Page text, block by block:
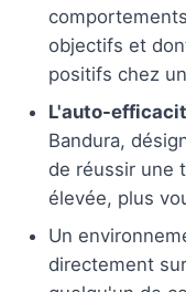
objectifs et
positifs chez
L'auto-
Bandura,
de réussir une
élevée, plus
Un
directement